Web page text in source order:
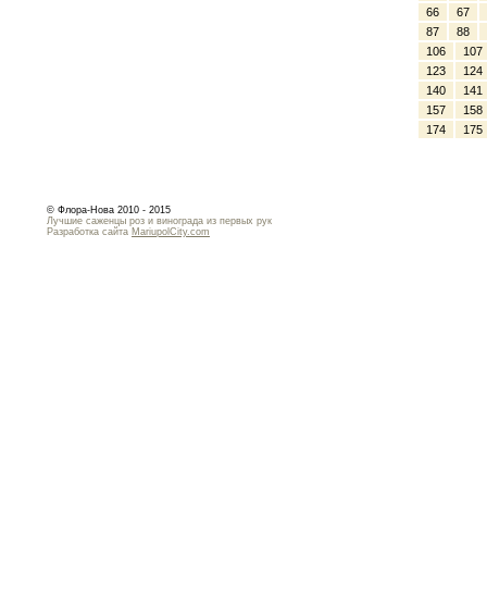
66
67
87
88
106
107
123
124
140
141
157
158
174
175
© Флора-Нова 2010 - 2015
Лучшие саженцы роз и винограда из первых рук
Разработка сайта MariupolCity.com